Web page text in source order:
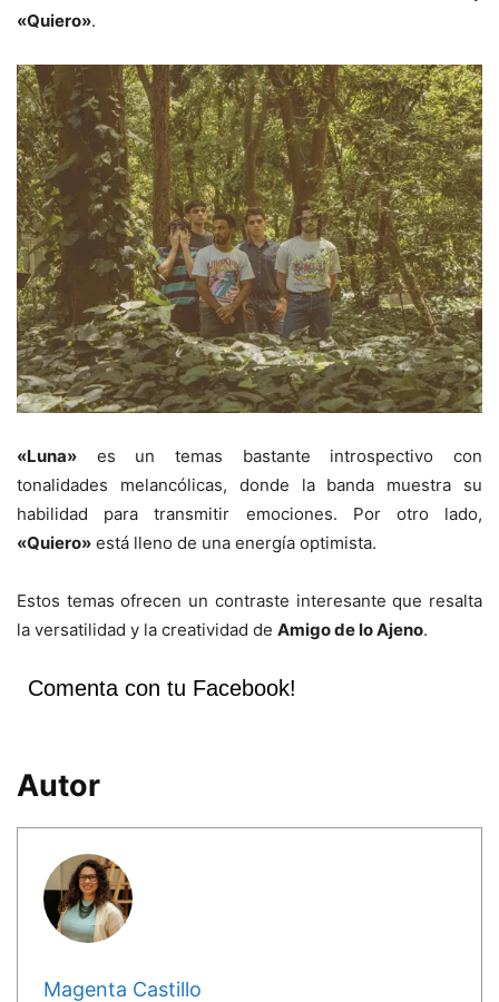
«Quiero».
«Luna» es un temas bastante introspectivo con
tonalidades melancólicas, donde la banda muestra su
habilidad para transmitir emociones. Por otro lado,
«Quiero» está lleno de una energía optimista.
Estos temas ofrecen un contraste interesante que resalta
la versatilidad y la creatividad de Amigo de lo Ajeno.
Comenta con tu Facebook!
Autor
Magenta Castillo